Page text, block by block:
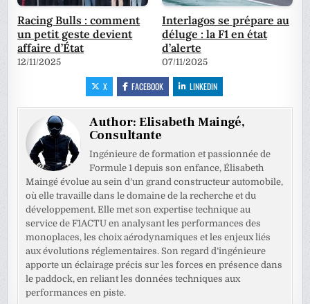
Racing Bulls : comment
un petit geste devient
affaire d’État
12/11/2025
Interlagos se prépare au
déluge : la F1 en état
d’alerte
07/11/2025
X FACEBOOK LINKEDIN
Author:Elisabeth Maingé,
Consultante
Ingénieure de formation et passionnée de
Formule 1 depuis son enfance, Élisabeth
Maingé évolue au sein d’un grand constructeur automobile,
où elle travaille dans le domaine de la recherche et du
développement. Elle met son expertise technique au
service de F1ACTU en analysant les performances des
monoplaces, les choix aérodynamiques et les enjeux liés
aux évolutions réglementaires. Son regard d’ingénieure
apporte un éclairage précis sur les forces en présence dans
le paddock, en reliant les données techniques aux
performances en piste.